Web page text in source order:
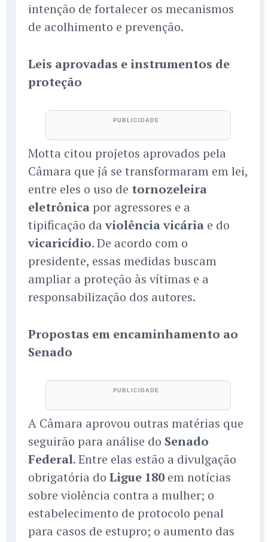
intenção de fortalecer os mecanismos
de acolhimento e prevenção.
Leis aprovadas e instrumentos de
proteção
Motta citou projetos aprovados pela
Câmara que já se transformaram em lei,
entre eles o uso de tornozeleira
eletrônica por agressores e a
tipificação daviolência vicária e do
vicaricídio. De acordo com o
presidente, essas medidas buscam
ampliar a proteção às vítimas e a
responsabilização dos autores.
Propostas em encaminhamento ao
Senado
A Câmara aprovou outras matérias que
seguirão para análise do Senado
Federal. Entre elas estão a divulgação
obrigatória do Ligue 180 em notícias
sobre violência contra a mulher; o
estabelecimento de protocolo penal
para casos de estupro; o aumento das